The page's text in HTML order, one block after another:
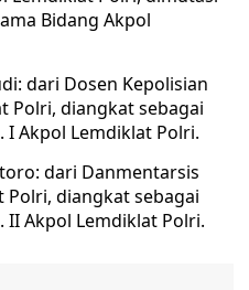
Bidang Akpol
dari Dosen Kepolisian
Polri, diangkat sebagai
I Akpol Lemdiklat Polri.
dari Danmentarsis
diangkat sebagai
II Akpol Lemdiklat Polri.